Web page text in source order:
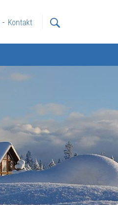
Kontakt